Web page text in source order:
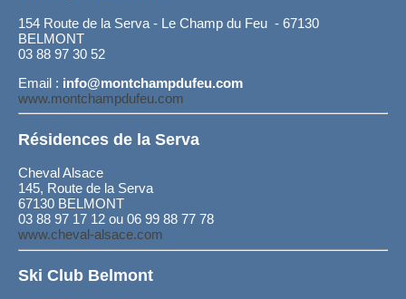
154 Route de la Serva - Le Champ du Feu - 67130
BELMONT
03 88 97 30 52
Email : info@montchampdufeu.com
www.montchampdufeu.com
Résidences de la Serva
Cheval Alsace
145, Route de la Serva
67130 BELMONT
03 88 97 17 12 ou 06 99 88 77 78
www.cheval-alsace.com
Ski Club Belmont